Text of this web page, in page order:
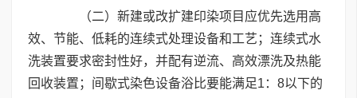
（二）新建或改扩建印染项目应优先选用高
效、节能、低耗的连续式处理设备和工艺；连续式水
洗装置要求密封性好，并配有逆流、高效漂洗及热能
回收装置；间歇式染色设备浴比要能满足1：8以下的